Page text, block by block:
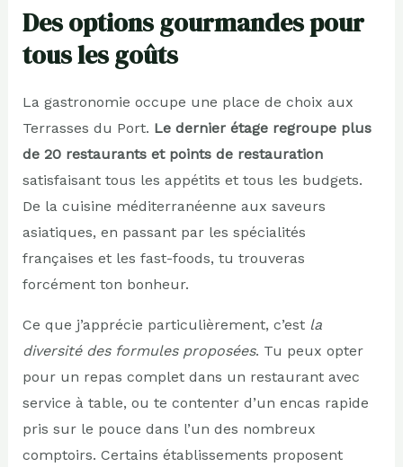
Des options gourmandes pour
tous les goûts
La gastronomie occupe une place de choix aux
Terrasses du Port. Le dernier étage regroupe plus
de 20 restaurants et points de restauration
satisfaisant tous les appétits et tous les budgets.
De la cuisine méditerranéenne aux saveurs
asiatiques, en passant par les spécialités
françaises et les fast-foods, tu trouveras
forcément ton bonheur.
Ce que j’apprécie particulièrement, c’est la
diversité des formules proposées. Tu peux opter
pour un repas complet dans un restaurant avec
service à table, ou te contenter d’un encas rapide
pris sur le pouce dans l’un des nombreux
comptoirs. Certains établissements proposent